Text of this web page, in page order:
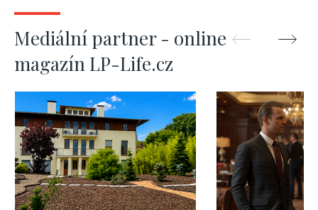
Mediální partner - online
magazín LP-Life.cz